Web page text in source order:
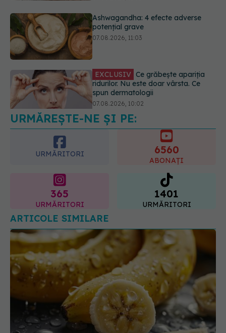
EXCLUSIV Ce grăbește apariția
ridurilor. Nu este doar vârsta. Ce
spun dermatologii
Alina Pușcău dezvăluie diagnosticul
care i-a schimbat viața: Am cancer
la sân. Am intrat în metastază
07.08.2026, 12:39
URMĂREȘTE-NE ȘI PE:
URMĂRITORI
365 1401
URMĂRITORI
ARTICOLE SIMILARE
Ce se întâmplă în corpul tău dacă mănânci două
banane pe zi
14 oct 2025, 13:49